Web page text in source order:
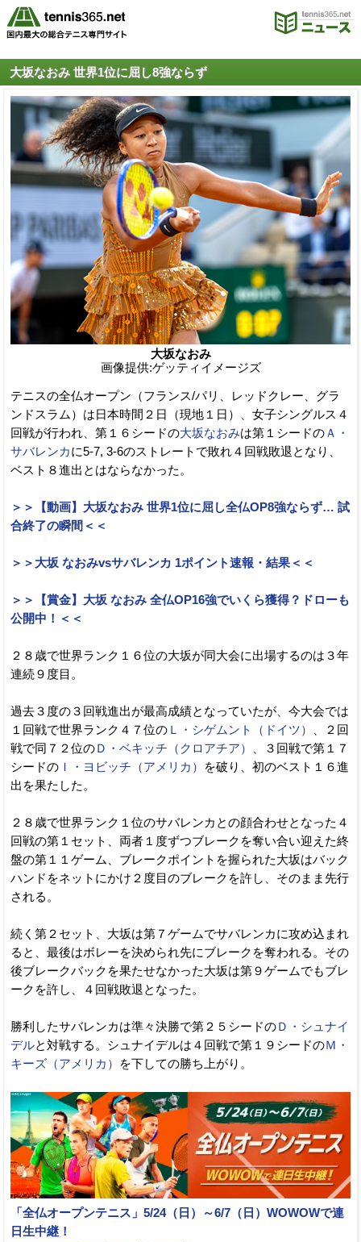
大坂なおみ 世界1位に屈し8強ならず
大坂なおみ
画像提供:ゲッティイメージズ
テニスの全仏オープン（フランス/パリ、レッドクレー、グラ
ンドスラム）は日本時間２日（現地１日）、女子シングルス４
回戦が行われ、第１６シードの大坂なおみは第１シードのＡ・
サバレンカに5-7, 3-6のストレートで敗れ４回戦敗退となり、
ベスト８進出とはならなかった。
＞＞【動画】大坂なおみ 世界1位に屈し全仏OP8強ならず… 試
合終了の瞬間＜＜
＞＞大坂 なおみvsサバレンカ 1ポイント速報・結果＜＜
＞＞【賞金】大坂 なおみ 全仏OP16強でいくら獲得？ドローも
公開中！＜＜
２８歳で世界ランク１６位の大坂が同大会に出場するのは３年
連続９度目。
過去３度の３回戦進出が最高成績となっていたが、今大会では
１回戦で世界ランク４７位の Ｌ・シゲムント（ドイツ）
、２回
戦で同７２位のＤ・ベキッチ（クロアチア）
、３回戦で第１７
シードの Ｉ・ヨビッチ（アメリカ）
を破り、初のベスト１６進
出を果たした。
２８歳で世界ランク１位のサバレンカとの顔合わせとなった４
回戦の第１セット、両者１度ずつブレークを奪い合い迎えた終
盤の第１１ゲーム、ブレークポイントを握られた大坂はバック
ハンドをネットにかけ２度目のブレークを許し、そのまま先行
される。
続く第２セット、大坂は第７ゲームでサバレンカに攻め込まれ
ると、最後はボレーを決められ先にブレークを奪われる。その
後ブレークバックを果たせなかった大坂は第９ゲームでもブレ
ークを許し、４回戦敗退となった。
勝利したサバレンカは準々決勝で第２５シードのＤ・シュナイ
デルと対戦する。シュナイデルは４回戦で第１９シードのＭ・
キーズ（アメリカ）
を下しての勝ち上がり。
「全仏オープンテニス」5/24（日）～6/7（日）WOWOWで連
日生中継！